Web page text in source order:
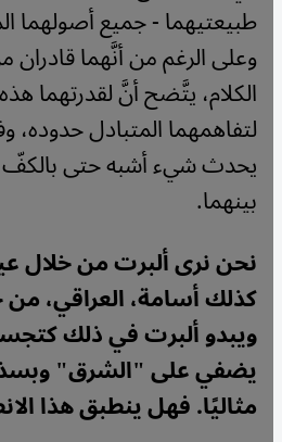
طبيعتيهما - جميع أصولهما
وعلى الرغم من أنَّهما
الكلام، يتَّضح أنَّ لقدرتهما
لتفاهمهما المتبادل حدوده،
يحدث شيء أشبه حتى
بينهما.
نحن نرى ألبرت من خلال
كذلك أسامة، العراقي،
ويبدو ألبرت في ذلك
يضفي على "الشرق"
مثاليًا. فهل ينطبق هذا